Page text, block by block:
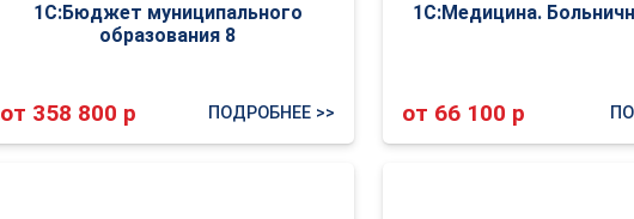
1С:Бюджет муниципального
образования 8
от 358 800 р ПОДРОБНЕЕ >>
1С:Медицина.
от 66 100 р